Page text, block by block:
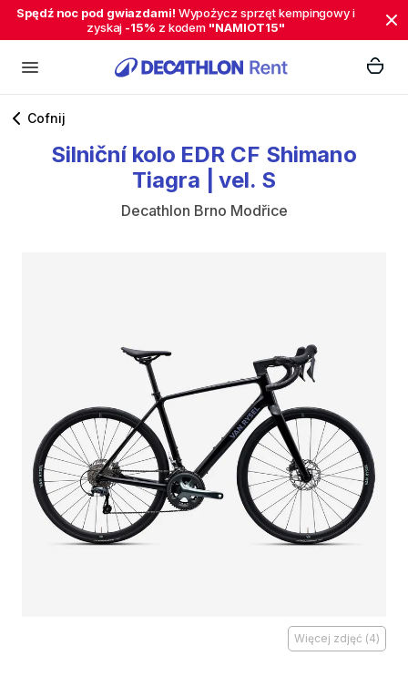
Spędź noc pod gwiazdami! Wypożycz sprzęt kempingowy i
zyskaj -15% z kodem "NAMIOT15"
Cofnij
Silniční kolo EDR CF Shimano
Tiagra
vel. S
Decathlon Brno Modřice
Więcej zdjęć (4)